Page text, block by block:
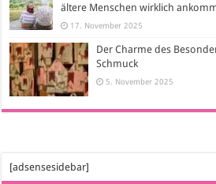
ältere Menschen wirklich
17. November 2025
Der Charme des
Schmuck
5. November 2025
[adsensesidebar]